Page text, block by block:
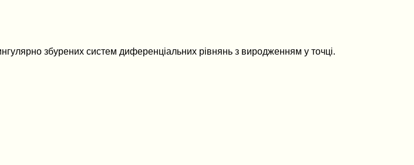
збурених систем диференціальних рівнянь з виродженням у точці.